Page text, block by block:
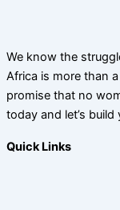
We know the
Africa is more than
promise that no
today and let’s
Quick Links